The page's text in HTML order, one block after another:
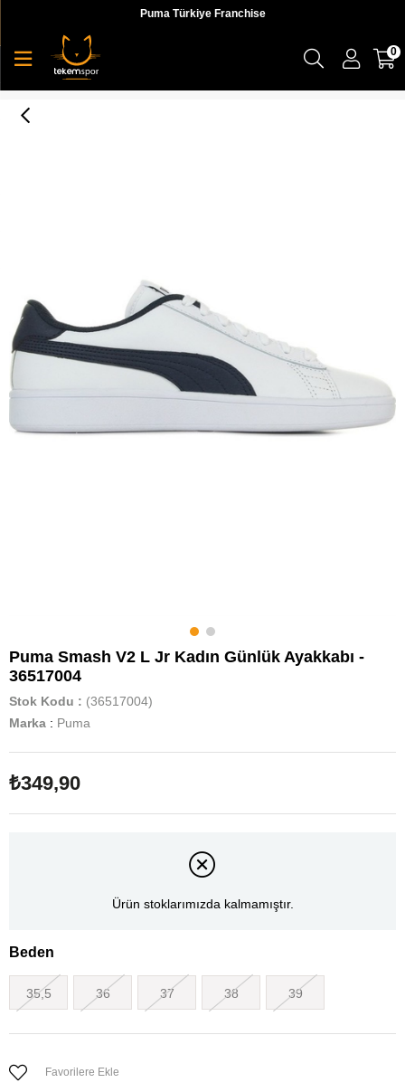
Puma Türkiye Franchise
0
Puma Smash V2 L Jr Kadın Günlük Ayakkabı -
36517004
Stok Kodu
(36517004)
Marka : Puma
₺349,90
Ürün stoklarımızda kalmamıştır.
Beden
35,5 36 37 38 39
Favorilere Ekle